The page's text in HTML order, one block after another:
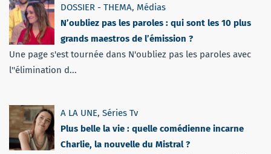
DOSSIER - THEMA, Médias
N’oubliez pas les paroles : qui sont les 10 plus
grands maestros de l’émission ?
Une page s'est tournée dans N'oubliez pas les paroles avec
l''élimination d...
A LA UNE, Séries Tv
Plus belle la vie : quelle comédienne incarne
Charlie, la nouvelle du Mistral ?